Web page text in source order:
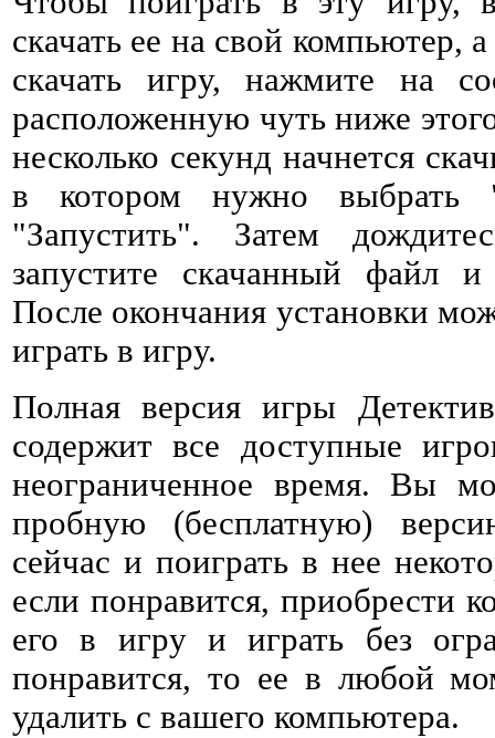
скачать ее на свой компьютер,
скачать игру, нажмите на
расположенную чуть ниже
несколько секунд начнется
в котором нужно выбрать
"Запустить". Затем
запустите скачанный файл и
После окончания установки
играть в игру.
Полная версия игры
содержит все доступные
неограниченное время. Вы
пробную (бесплатную)
сейчас и поиграть в нее
если понравится, приобрести
его в игру и играть без
понравится, то ее в любой
удалить с вашего компьютера.